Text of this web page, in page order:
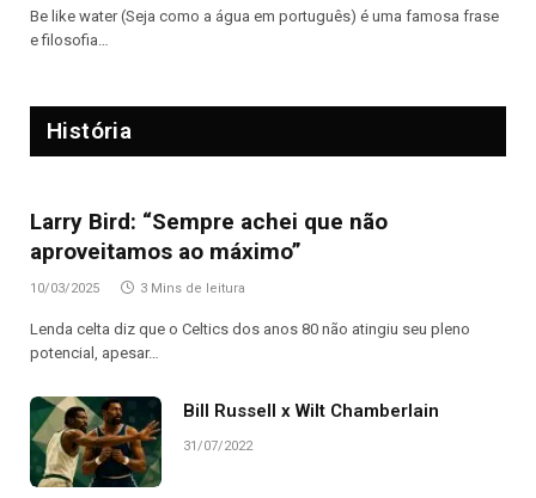
Be like water (Seja como a água em português) é uma famosa frase
e filosofia…
História
Larry Bird: “Sempre achei que não
aproveitamos ao máximo”
10/03/2025 3 Mins de leitura
Lenda celta diz que o Celtics dos anos 80 não atingiu seu pleno
potencial, apesar…
Bill Russell x Wilt Chamberlain
31/07/2022